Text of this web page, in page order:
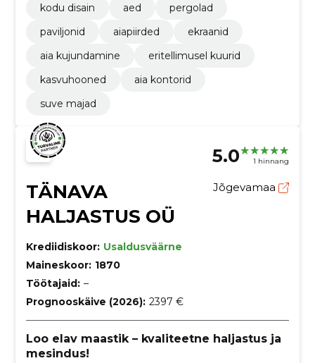
kodu disain
aed
pergolad
paviljonid
aiapiirded
ekraanid
aia kujundamine
eritellimusel kuurid
kasvuhooned
aia kontorid
suve majad
5.0 1 hinnang
TÄNAVA
HALJASTUS OÜ
Jõgevamaa
Krediidiskoor: Usaldusväärne
Maineskoor: 1870
Töötajaid: –
Prognooskäive (2026): 2397 €
Loo elav maastik – kvaliteetne haljastus ja
mesindus!